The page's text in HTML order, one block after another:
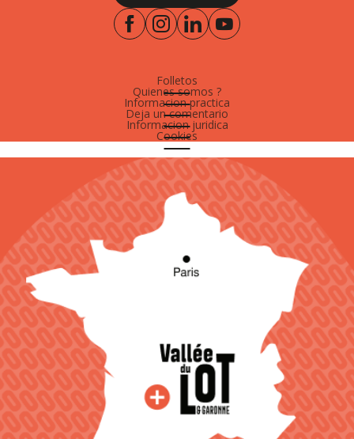
Folletos
Quienes somos ?
Informacion practica
Deja un comentario
Informacion juridica
Cookies